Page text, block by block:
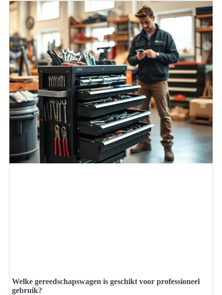
Welke gereedschapswagen is geschikt voor professioneel
gebruik?